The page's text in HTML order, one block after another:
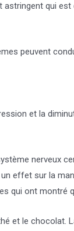
qui est
peuvent
et la
nerveux
effet sur la
qui ont montré
et le